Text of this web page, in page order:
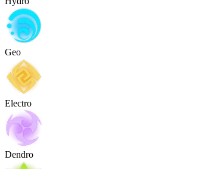
Geo
Electro
Dendro